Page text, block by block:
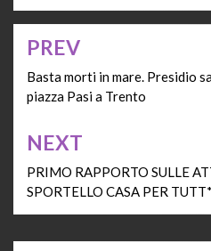
Navigazione
articoli
PREV
Basta morti in mare. Presidio
piazza Pasi a Trento
NEXT
PRIMO RAPPORTO SULLE
SPORTELLO CASA PER TUTT*